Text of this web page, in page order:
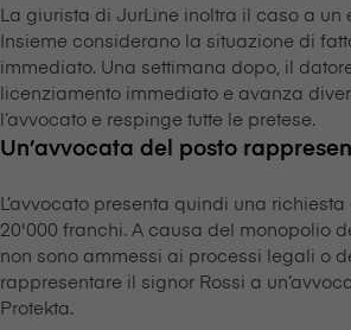
La giurista di JurLine inoltra il caso a
Insieme considerano la situazione di
immediato. Una settimana dopo, il
licenziamento immediato e avanza
l’avvocato e respinge tutte le pretese.
Un’avvocata del posto
L’avvocato presenta quindi una
20'000 franchi. A causa del monopolio
non sono ammessi ai processi legali o
rappresentare il signor Rossi a
Protekta.